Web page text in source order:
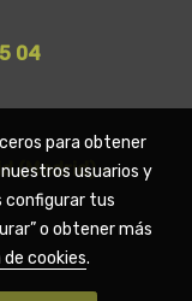
04
(Madrid) -
para obtener
usuarios y
configurar tus
o obtener más
cookies.